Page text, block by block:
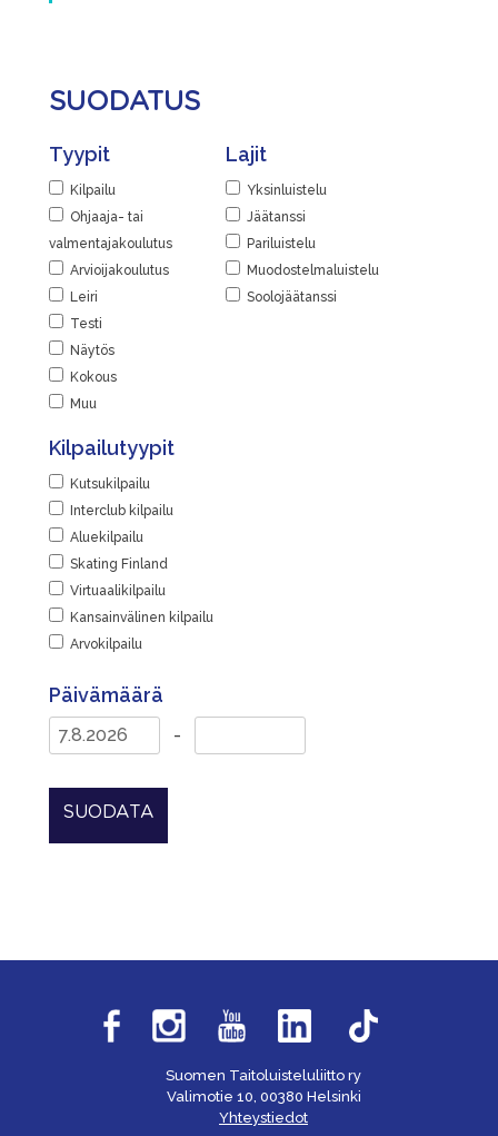
SUODATUS
Tyypit
Kilpailu
Ohjaaja- tai
valmentajakoulutus
Arvioijakoulutus
Leiri
Testi
Näytös
Kokous
Muu
Lajit
Yksinluistelu
Jäätanssi
Pariluistelu
Muodostelmaluistelu
Soolojäätanssi
Kilpailutyypit
Kutsukilpailu
Interclub kilpailu
Aluekilpailu
Skating Finland
Virtuaalikilpailu
Kansainvälinen kilpailu
Arvokilpailu
Päivämäärä
-
SUODATA
Suomen Taitoluisteluliitto ry
Valimotie 10, 00380 Helsinki
Yhteystiedot